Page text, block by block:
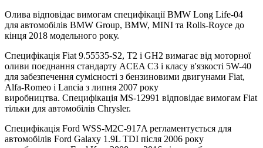
Олива відповідає вимогам специфікації BMW Long Life-04
для автомобілів BMW Group, BMW, MINI та Rolls-Royce до
кінця 2018 модельного року.
Специфікація Fiat 9.55535-S2, T2 і GH2 вимагає від моторної
оливи поєднання стандарту ACEA C3 і класу в'язкості 5W-40
для забезпечення сумісності з бензиновими двигунами Fiat,
Alfa-Romeo і Lancia з липня 2007 року
виробництва. Специфікація MS-12991 відповідає вимогам Fiat
тільки для автомобілів Chrysler.
Специфікація Ford WSS-M2C-917A регламентується для
автомобілів Ford Galaxy 1.9L TDI після 2006 року